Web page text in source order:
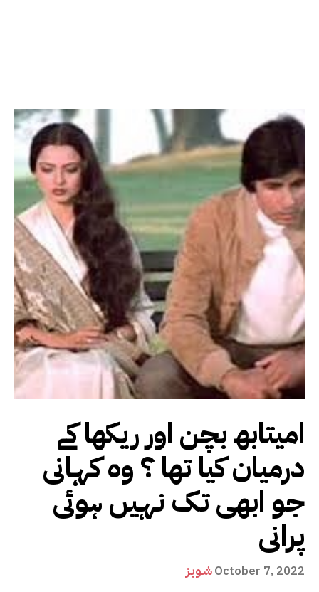
امیتابھ بچن اور ریکھا کے
درمیان کیا تھا ؟ وہ کہانی
جو ابھی تک نہیں ہوئی
پرانی
شوبزOctober 7, 2022